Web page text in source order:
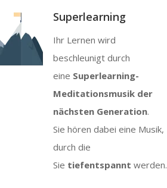
Superlearning
Ihr Lernen wird
beschleunigt durch
eine Superlearning-
Meditationsmusik der
nächsten Generation.
Sie hören dabei eine Musik,
durch die
Sie tiefentspannt werden.